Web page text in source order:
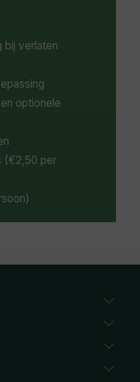
bij verlaten
optionele
(€2,50 per